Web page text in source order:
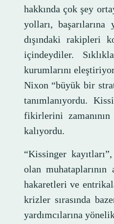
hakkında çok şey
yolları,
dışındaki rakipleri
içindeydiler.
kurumlarını
Nixon “büyük bir
tanımlanıyordu.
fikirlerini
kalıyordu.
“Kissinger
olan
hakaretleri ve
krizler sırasında
yardımcılarına